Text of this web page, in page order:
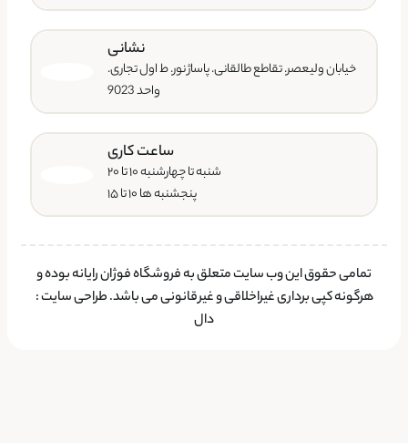
نشانی
خیابان ولیعصر. تقاطع طالقانی. پاساژ نور. ط اول تجاری.
واحد 9023
ساعت کاری
شنبه تا چهارشنبه ۱۰ تا ۲۰
پنجشنبه ها ۱۰ تا ۱۵
تمامی حقوق این وب سایت متعلق به فروشگاه فوژان رایانه بوده و
هرگونه کپی برداری غیراخلاقی و غیرقانونی می باشد.طراحی سایت:
دال